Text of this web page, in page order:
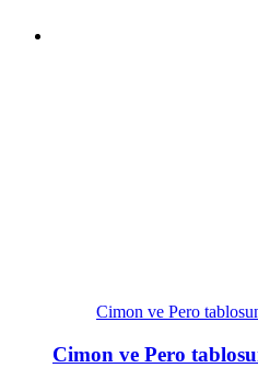
Cimon ve Pero
Cimon ve Pero